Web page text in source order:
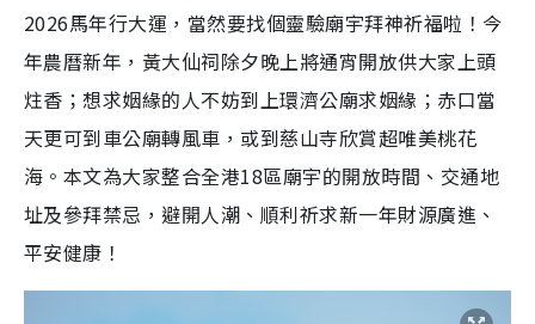
2026馬年行大運，當然要找個靈驗廟宇拜神祈福啦！今
年農曆新年，黃大仙祠除夕晚上將通宵開放供大家上頭
炷香；想求姻緣的人不妨到上環濟公廟求姻緣；赤口當
天更可到車公廟轉風車，或到慈山寺欣賞超唯美桃花
海。本文為大家整合全港18區廟宇的開放時間、交通地
址及參拜禁忌，避開人潮、順利祈求新一年財源廣進、
平安健康！